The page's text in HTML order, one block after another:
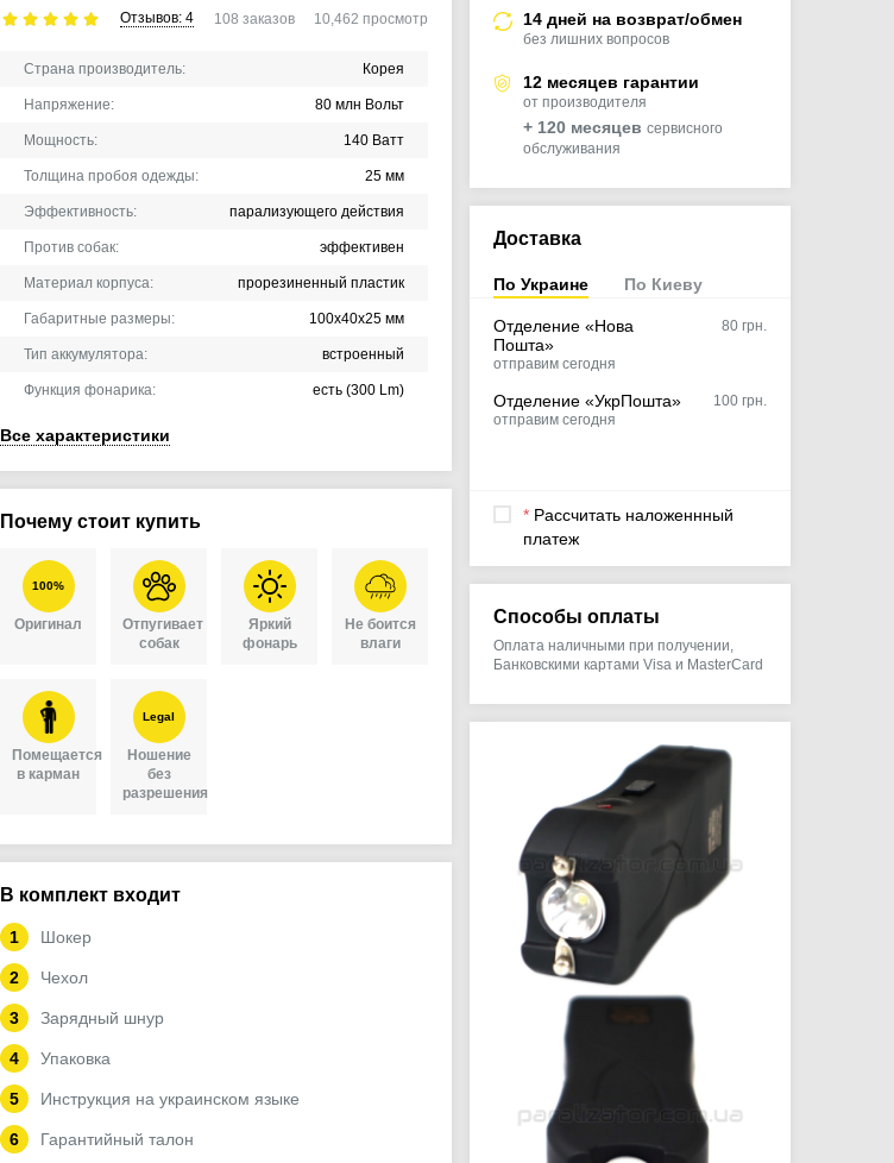
Отзывов:4 108 заказов 10,462 просмотр
Страна производитель: Корея
Напряжение: 80 млн Вольт
Мощность: 140 Ватт
Толщина пробоя одежды: 25 мм
Эффективность: парализующего действия
Против собак: эффективен
Материал корпуса: прорезиненный пластик
Габаритные размеры: 100х40х25 мм
Тип аккумулятора: встроенный
Функция фонарика: есть (300 Lm)
Все характеристики
Почему стоит купить
100%
Оригинал
Отпугивает
собак
Яркий
фонарь
Не боится
влаги
Помещается
в карман
Legal
Ношение
без
разрешения
В комплект входит
Шокер
Чехол
Зарядный шнур
Упаковка
Инструкция на украинском языке
Гарантийный талон
14 дней на возврат/обмен
без лишних вопросов
12 месяцев гарантии
от производителя
+ 120 месяцев сервисного
обслуживания
Доставка
По Украине По Киеву
Отделение «Нова
Пошта»
отправим сегодня
80 грн.
Отделение «УкрПошта»
отправим сегодня
100 грн.
* Рассчитать наложеннный
платеж
Способы оплаты
Оплата наличными при получении,
Банковскими картами Visa и MasterCard